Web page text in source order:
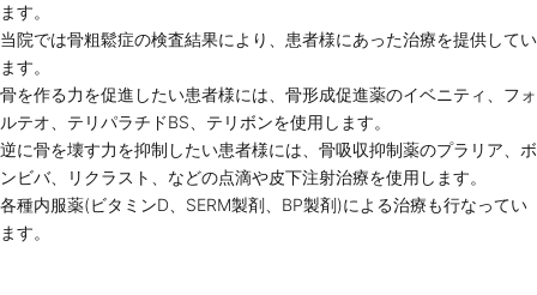
ます。
当院では骨粗鬆症の検査結果により、患者様にあった治療を提供してい
ます。
骨を作る力を促進したい患者様には、骨形成促進薬のイベニティ、フォ
ルテオ、テリパラチドBS、テリボンを使用します。
逆に骨を壊す力を抑制したい患者様には、骨吸収抑制薬のプラリア、ボ
ンビバ、リクラスト、などの点滴や皮下注射治療を使用します。
各種内服薬(ビタミンD、SERM製剤、BP製剤)による治療も行なってい
ます。